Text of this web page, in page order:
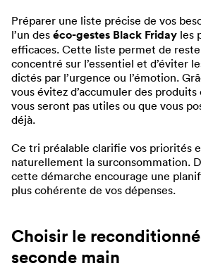
Préparer une liste précise de vos
l’un des éco-gestes Black Friday les
efficaces. Cette liste permet de
concentré sur l’essentiel et d’éviter
dictés par l’urgence ou l’émotion.
vous évitez d’accumuler des produits
vous seront pas utiles ou que vous
déjà.
Ce tri préalable clarifie vos priorités
naturellement la surconsommation.
cette démarche encourage une
plus cohérente de vos dépenses.
Choisir le
seconde main